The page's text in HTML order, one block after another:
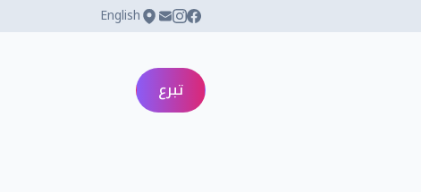
English
تبرع